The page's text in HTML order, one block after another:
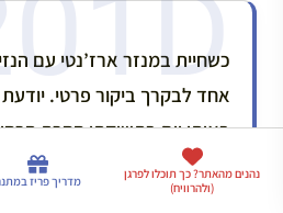
כשחיית במנזר ארז’נטי עם
אחד לבקרך ביקור פרטי.
באותו יום בתשוקתי חסרת
של המנזר, משום שלא היה
אליו.
ארגז הכלים שלי
לטיול בצרפת
מדריך פריז
במתנה
נהנים מהאתר? כך תוכלו לפרגן
(ולהרוויח)
מדריך פריז